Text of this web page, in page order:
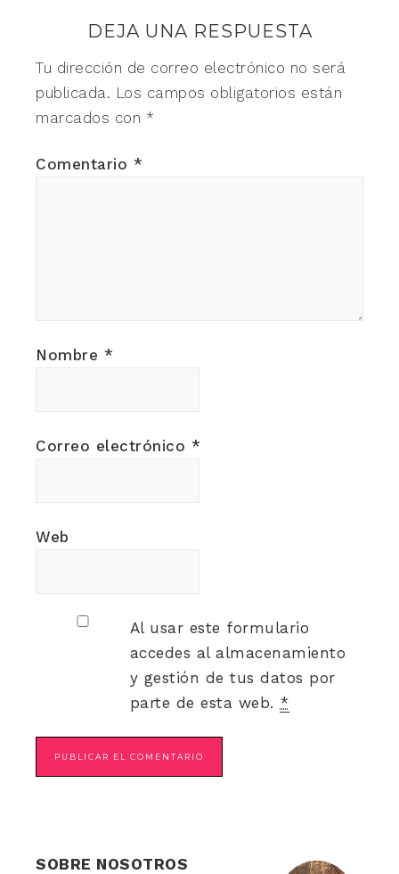
DEJA UNA RESPUESTA
Tu dirección de correo electrónico no será
publicada. Los campos obligatorios están
marcados con *
Comentario *
Nombre *
Correo electrónico *
Web
Al usar este formulario
accedes al almacenamiento
y gestión de tus datos por
parte de esta web. *
SOBRE NOSOTROS